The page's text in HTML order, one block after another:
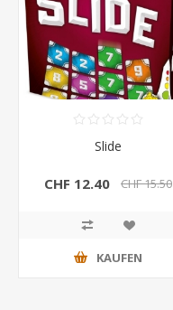
Slide
CHF 12.40 CHF 15.50
KAUFEN